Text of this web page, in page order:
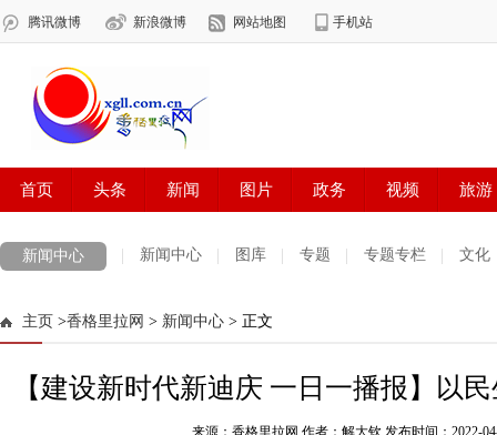
新闻中心 新闻中心 图库 专题 专题专栏 文化
法治迪庆
主页 >香格里拉网 > 新闻中心 > 正文
【建设新时代新迪庆 一日一播报】以
来源：香格里拉网 作者：解大钦 发布时间：2022-